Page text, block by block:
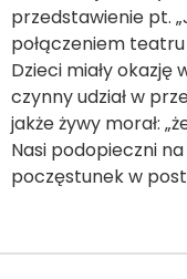
przedstawienie pt.
połączeniem
Dzieci miały
czynny udział w
jakże żywy morał:
Nasi podopieczni
poczęstunek w